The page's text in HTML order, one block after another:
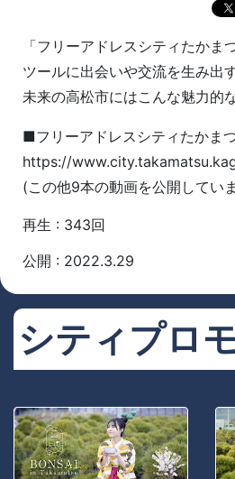
「フリーアドレスシティたかま
ツールに出会いや交流を生み出
未来の高松市にはこんな魅力的
■フリーアドレスシティたかま
https://
(この他9本の動画を公開してい
再生 : 343回
公開 : 2022.3.29
シティプロ